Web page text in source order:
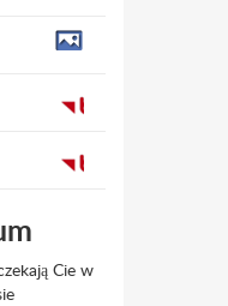
Cie w